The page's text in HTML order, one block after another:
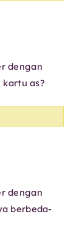
dengan
as?
dengan
berbeda-